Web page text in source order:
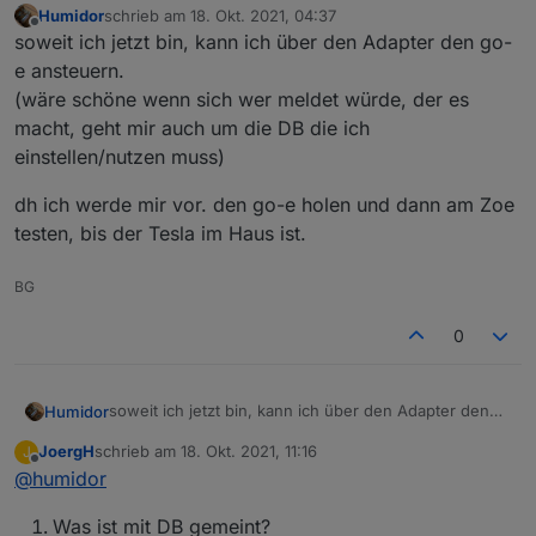
@humidor
dass Strom aus dem Netz gezogen wird? Dazu
ist nur notwendig schnell genug zu prüfen, nicht
dauernd zu schreiben. Ich schreibe sowieso nur
wenn der Wert sich ändert.
Der Wert ist in Ampere..
das dachte ich, da war dann gleich ein
Überschwingen über 5kW Bezug der Fall
war auch so einer der Gründe warum openWB, Evcc
und der Adapter selbst nicht meine Lösung waren
Offline
Humidorschrieb am 18. Okt. 2021, 04:37
zuletzt editiert von
soweit ich jetzt bin, kann ich über den Adapter den go-
e ansteuern.
(wäre schöne wenn sich wer meldet würde, der es
macht, geht mir auch um die DB die ich
einstellen/nutzen muss)
dh ich werde mir vor. den go-e holen und dann am Zoe
testen, bis der Tesla im Haus ist.
BG
0
Humidorsoweit ich jetzt bin, kann ich über den Adapter den
(wäre schöne wenn sich wer meldet würde, der es
dh ich werde mir vor. den go-e holen und dann am
J
Offline
JoergHschrieb am 18. Okt. 2021, 11:16
zuletzt editiert von
@humidor
Was ist mit DB gemeint?